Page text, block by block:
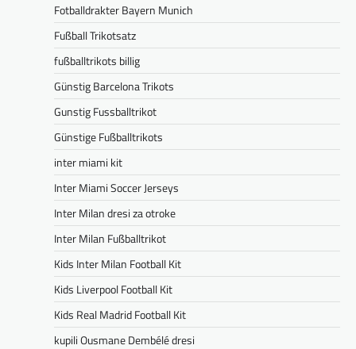
Fotballdrakter Bayern Munich
Fußball Trikotsatz
fußballtrikots billig
Günstig Barcelona Trikots
Gunstig Fussballtrikot
Günstige Fußballtrikots
inter miami kit
Inter Miami Soccer Jerseys
Inter Milan dresi za otroke
Inter Milan Fußballtrikot
Kids Inter Milan Football Kit
Kids Liverpool Football Kit
Kids Real Madrid Football Kit
kupili Ousmane Dembélé dresi